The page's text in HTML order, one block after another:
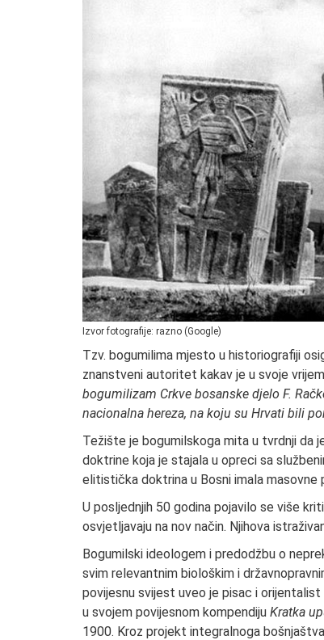
Izvor fotografije: razno (Google)
Tzv. bogumilima mjesto u historiografiji
znanstveni autoritet kakav je u svoje
bogumilizam Crkve bosanske djelo F.
nacionalna hereza, na koju su Hrvati bili
Težište je bogumilskoga mita u tvrdnji da
doktrine koja je stajala u opreci sa
elitistička doktrina u Bosni imala masovne
U posljednjih 50 godina pojavilo se više
osvjetljavaju na nov način. Njihova
Bogumilski ideologem i predodžbu o
svim relevantnim biološkim i
povijesnu svijest uveo je pisac i
u svojem povijesnom kompendiju Kratka
1900. Kroz projekt integralnoga